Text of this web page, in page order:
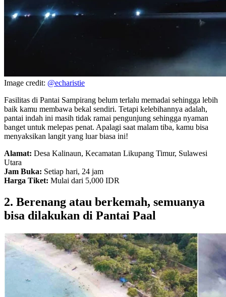
Image credit: @echaristie
Fasilitas di Pantai Sampirang belum terlalu memadai sehingga lebih
baik kamu membawa bekal sendiri. Tetapi kelebihannya adalah,
pantai indah ini masih tidak ramai pengunjung sehingga nyaman
banget untuk melepas penat. Apalagi saat malam tiba, kamu bisa
menyaksikan langit yang luar biasa ini!
Alamat: Desa Kalinaun, Kecamatan Likupang Timur, Sulawesi
Utara
Jam Buka: Setiap hari, 24 jam
Harga Tiket: Mulai dari 5,000 IDR
2. Berenang atau berkemah, semuanya
bisa dilakukan di Pantai Paal